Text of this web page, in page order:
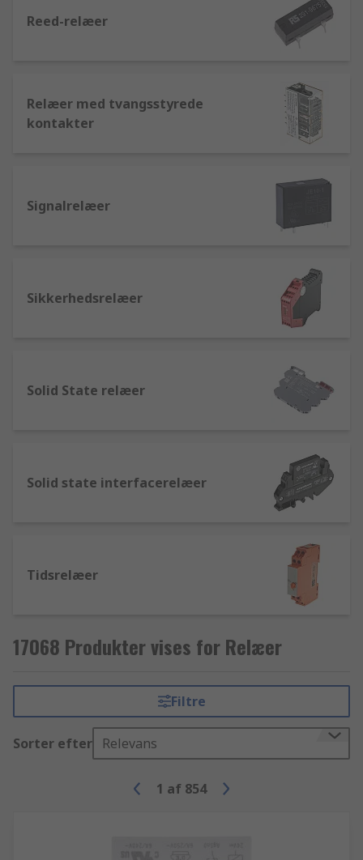
Reed-relæer
Relæer med tvangsstyrede
kontakter
Signalrelæer
Sikkerhedsrelæer
Solid State relæer
Solid state interfacerelæer
Tidsrelæer
17068 Produkter vises for Relæer
Filtre
Sorter efter Relevans
1 af 854